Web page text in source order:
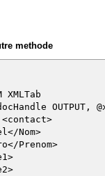
methode
XMLTab
OUTPUT,
Nom>
Prenom>